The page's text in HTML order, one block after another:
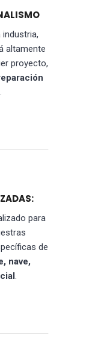
industria,
altamente
proyecto,
para
de
nave,
.